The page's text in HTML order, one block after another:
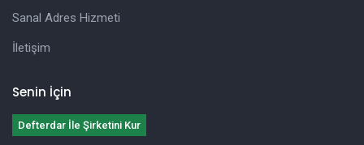
Sanal Adres Hizmeti
İletişim
Senin İçin
Defterdar İle Şirketini Kur